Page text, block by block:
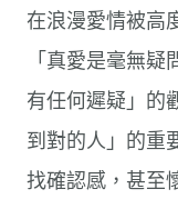
在浪漫愛情被高
「真愛是毫無
有任何遲疑」的
到對的人」的重
找確認感，甚至